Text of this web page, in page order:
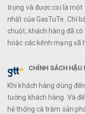
trọng và được coi là
nhất của GasTuTe. Chỉ
chuột, khách hàng đã
hoặc các kênh mạng xã
CHÍNH SÁCH HẬU
Khi khách hàng dùng
tường khách hàng. Và
hệ thống cà trăm sản